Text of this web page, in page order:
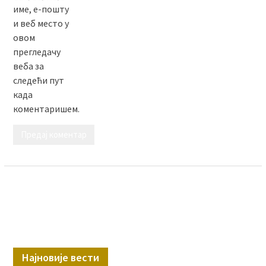
име, е-пошту
и веб место у
овом
прегледачу
веба за
следећи пут
када
коментаришем.
Најновије вести